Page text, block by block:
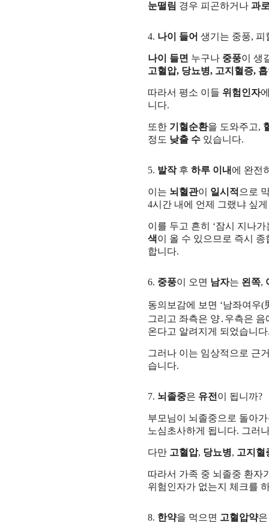
눈떨림 경우 피곤하거나 과
4. 나이 들어 생기는 중풍, 피
나이 들면 누구나 중풍이 생
고혈압, 당뇨병, 고지혈증,
따라서 평소 이들 위험인자
니다.
또한 기혈순환을 도와주고,
정도 낮출 수 있습니다.
5. 발작후 하루 이내 에 완전
이는 뇌혈관이 일시적 으로
4시간 내에 언제 그랬냐 싶
이를 두고 흔히 ‘잠시 지나
색이 올 수 있으므로 즉시
합니다.
6. 중풍이 오면 남자는 왼쪽,
동의보감에 보면 ‘남좌여우
그리고 좌측은 양․우측은
온다고 알려지게 되었습니
그러나 이는 임상적으로 근
습니다.
7. 뇌졸중은 유전 이 됩니까?
부모님이 뇌졸중으로 돌아
노심초사하게 됩니다. 그러
다만 고혈압, 당뇨병, 고지혈
따라서 가족 중 뇌졸중 환자
위험인자가 없는지 체크를
8. 한약을 먹으면 고혈압약